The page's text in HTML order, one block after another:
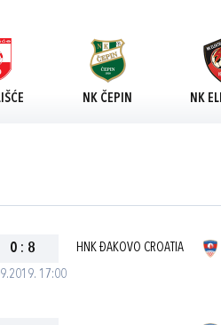
NK ČEPIN NK
17:00
0 : 8 HNK ĐAKOVO CROATIA